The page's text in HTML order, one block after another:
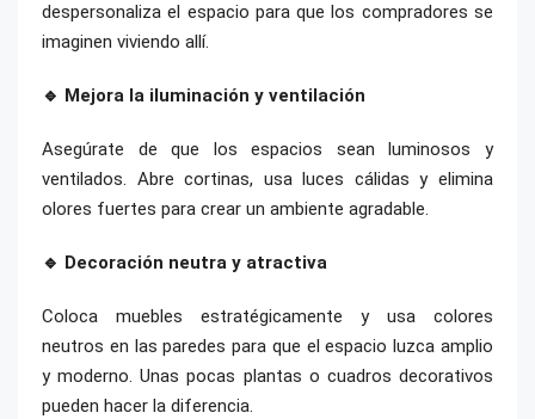
despersonaliza el espacio para que los compradores se
imaginen viviendo allí.
🔹 Mejora la iluminación y ventilación
Asegúrate de que los espacios sean luminosos y
ventilados. Abre cortinas, usa luces cálidas y elimina
olores fuertes para crear un ambiente agradable.
🔹 Decoración neutra y atractiva
Coloca muebles estratégicamente y usa colores
neutros en las paredes para que el espacio luzca amplio
y moderno. Unas pocas plantas o cuadros decorativos
pueden hacer la diferencia.